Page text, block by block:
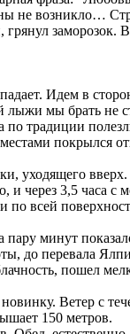
не возникло…
заморозок.
Идем в
лыжи мы брать
традиции
уходящего
3,5 часа с
по всей
минут
до перевала
пошел
Ветер с
150 метров.